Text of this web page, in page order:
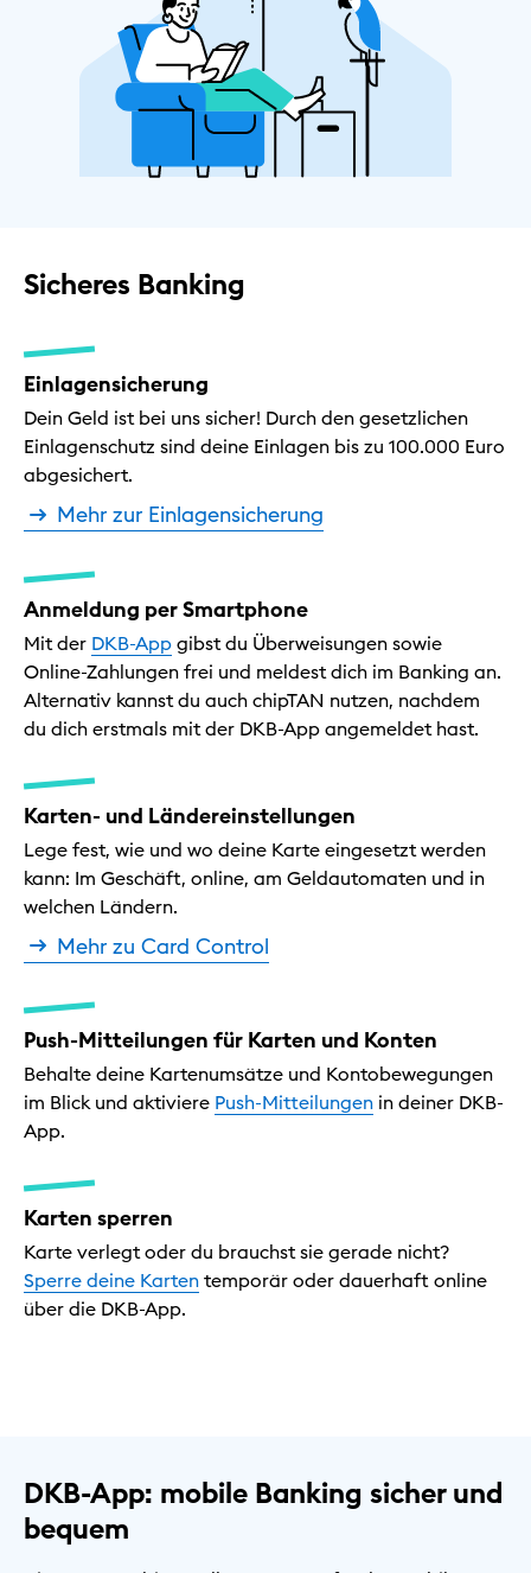
Sicheres Banking
Einlagensicherung
Dein Geld ist bei uns sicher! Durch den gesetzlichen
Einlagenschutz sind deine Einlagen bis zu 100.000 Euro
abgesichert.
Mehr zur Einlagensicherung
Anmeldung per Smartphone
Mit der DKB-App gibst du Überweisungen sowie
Online-Zahlungen frei und meldest dich im Banking an.
Alternativ kannst du auch chipTAN nutzen, nachdem
du dich erstmals mit der DKB-App angemeldet hast.
Karten- und Ländereinstellungen
Lege fest, wie und wo deine Karte eingesetzt werden
kann: Im Geschäft, online, am Geldautomaten und in
welchen Ländern.
Mehr zu Card Control
Push-Mitteilungen für Karten und Konten
Behalte deine Kartenumsätze und Kontobewegungen
im Blick und aktiviere Push-Mitteilungen in deiner DKB-
App.
Karten sperren
Karte verlegt oder du brauchst sie gerade nicht?
Sperre deine Karten temporär oder dauerhaft online
über die DKB-App.
DKB-App: mobile Banking sicher und
bequem